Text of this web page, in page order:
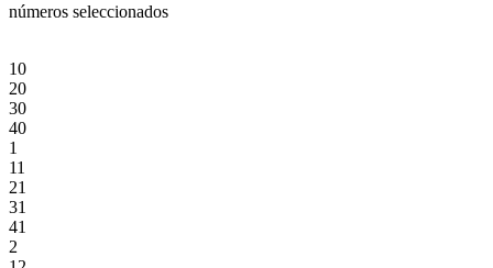
números seleccionados
10
20
30
40
1
11
21
31
41
2